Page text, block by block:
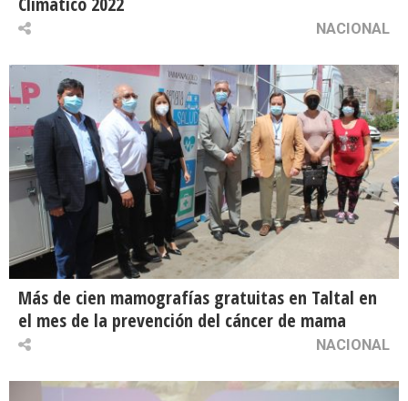
NACIONAL
Más de cien mamografías gratuitas en Taltal en
el mes de la prevención del cáncer de mama
NACIONAL